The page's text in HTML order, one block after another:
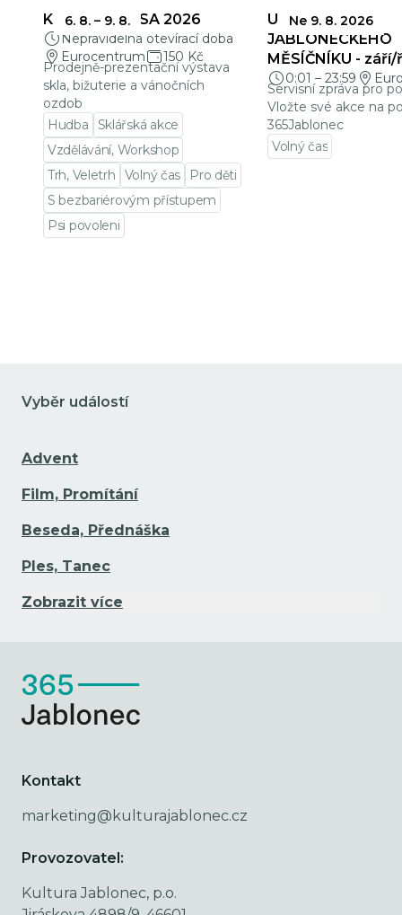
6. 8. – 9. 8.
KŘEHKÁ KRÁSA 2026
Nepravidelná otevírací doba
Eurocentrum
150 Kč
Prodejně-prezentační výstava
skla, bižuterie a vánočních
ozdob
Hudba
Sklářská akce
Vzdělávání, Workshop
Trh, Veletrh
Volný čas
Pro děti
S bezbariérovým přístupem
Psi povoleni
Ne 9. 8. 2026
UZÁVĚRKY
JABLONECKÉHO
MĚSÍČNÍKU -
0:01 – 23:59
Servisní zpráva pro
Vložte své akce na
365Jablonec
Volný čas
Vyběr událostí
Advent
Film, Promítání
Beseda, Přednáška
Ples, Tanec
Zobrazit více
Kontakt
marketing@kulturajablonec.cz
Provozovatel:
Kultura Jablonec, p.o.